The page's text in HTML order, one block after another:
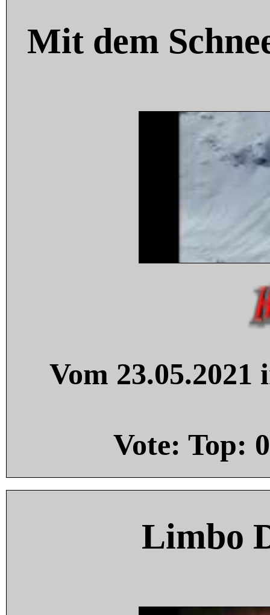
Mit dem
Vom
Vote: Top: 0
Limbo